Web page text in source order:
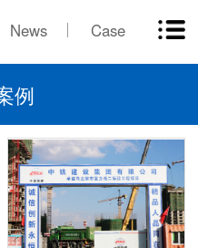
News Case
例